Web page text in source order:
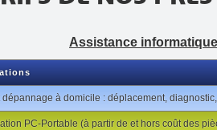
Assistance
dépannage à domicile : déplacement,
PC-Portable (à partir de et hors coût des